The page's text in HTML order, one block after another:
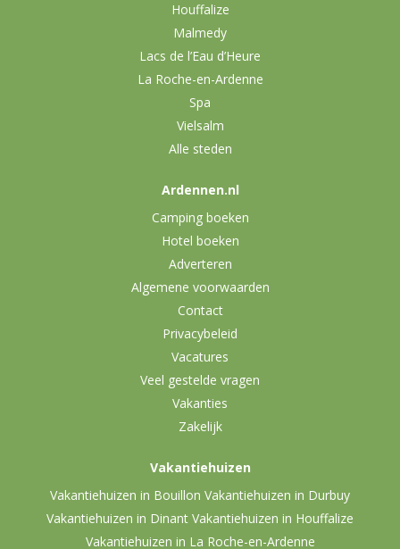
Houffalize
Malmedy
Lacs de l’Eau d’Heure
La Roche-en-Ardenne
Spa
Vielsalm
Alle steden
Ardennen.nl
Camping boeken
Hotel boeken
Adverteren
Algemene voorwaarden
Contact
Privacybeleid
Vacatures
Veel gestelde vragen
Vakanties
Zakelijk
Vakantiehuizen
Vakantiehuizen in Bouillon Vakantiehuizen in Durbuy
Vakantiehuizen in Dinant Vakantiehuizen in Houffalize
Vakantiehuizen in La Roche-en-Ardenne